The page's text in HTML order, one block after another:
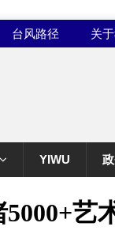
台风路径 关
YIWU
艺